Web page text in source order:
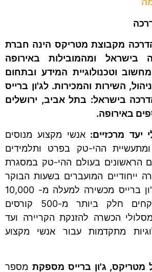
מקבוצת מטריקס הינה חברת
בישראל ומהמובילות באירופה
וטכנולוגיית המידע ובתחום
השירות והמכירות. לג'ון ברייס
הדרכה בישראל: בתל אביב, ירושלים
באירופה.
יעד מרכזיים: אנשי מקצוע מנוסים
ההי-טק בפרט ותלמידים
הראשונים בעולם ההי-טק במסגרת
ייחודיים המועברים בשעות הבוקר
והערב. מדי שנה ג'ון ברייס מכשירה למעלה מ- 10,000
אנשי הי-טק הלוקחים חלק ביותר מ-500 קורסים
הכשרה להזנקת הקריירה ועד
מתקדמות עבור אנשי מקצוע
מטריקס, ג'ון ברייס מספקת מספר